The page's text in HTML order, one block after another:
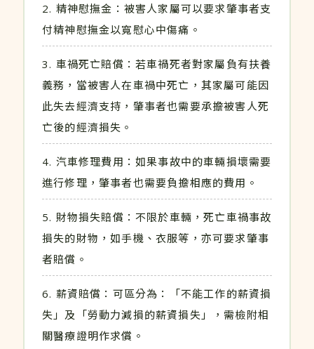
精神慰撫金：被害人家屬可以要求肇事者支
付精神慰撫金以寬慰心中傷痛。
車禍死亡賠償：若車禍死者對家屬負有扶養
義務，當被害人在車禍中死亡，其家屬可能因
此失去經濟支持，肇事者也需要承擔被害人死
亡後的經濟損失。
汽車修理費用：如果事故中的車輛損壞需要
進行修理，肇事者也需要負擔相應的費用。
財物損失賠償：不限於車輛，死亡車禍事故
損失的財物，如手機、衣服等，亦可要求肇事
者賠償。
薪資賠償：可區分為：「不能工作的薪資損
失」及「勞動力減損的薪資損失」，需檢附相
關醫療證明作求償。